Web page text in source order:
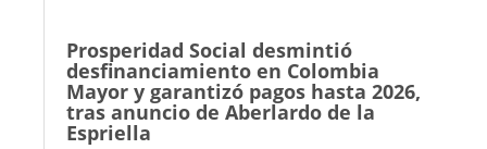
Prosperidad Social desmintió
desfinanciamiento en Colombia
Mayor y garantizó pagos hasta 2026,
tras anuncio de Aberlardo de la
Espriella